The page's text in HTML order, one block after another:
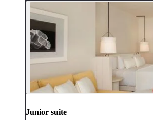
Junior suite